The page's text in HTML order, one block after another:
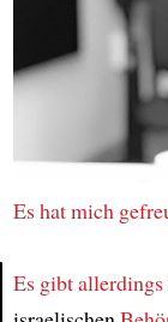
Es hat mich
Es gibtallerdings